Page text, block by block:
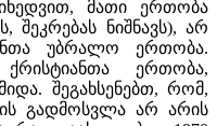
მათი ერთობა
ნიშნავს), არ
უბრალო ერთობა.
ერთობა,
შეგახსენებთ, რომ,
გადმოსვლა არ არის